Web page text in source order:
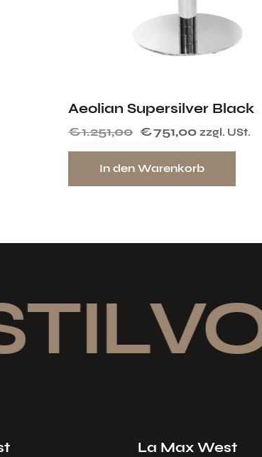
Aeolian Supersilver Black
€1.251,00 €751,00 zzgl. USt.
In den Warenkorb
La Max West